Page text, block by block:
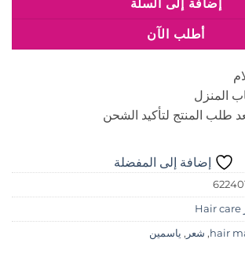
إضافة إلى السلة
أطلب الآن
المنزل
طلب المنتج لتأكيد الشحن
إضافة إلى المفضلة
hair
, شعر , ياسمين